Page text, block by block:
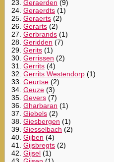
23. Geraerden (9)
24. Geraerdts (1)
25. Geraerts (2)
26. Gerarts (2)
27. Gerbrands (1)
28. Geridden (7)
29. Gerits (1)
30. Gerrissen (2)
31. Gerrits (4)
32. Gerrits Westendorp (1)
33. Geurtse (2)
34. Geuze (3)
35. Gevers (7)
36. Gharbaran (1)
37. Giebels (2)
38. Giesbergen (1)
39. Giesselbach (2)
40. Gijben (4)
41. Gijsbregts (2)
42. Gijsel (1)